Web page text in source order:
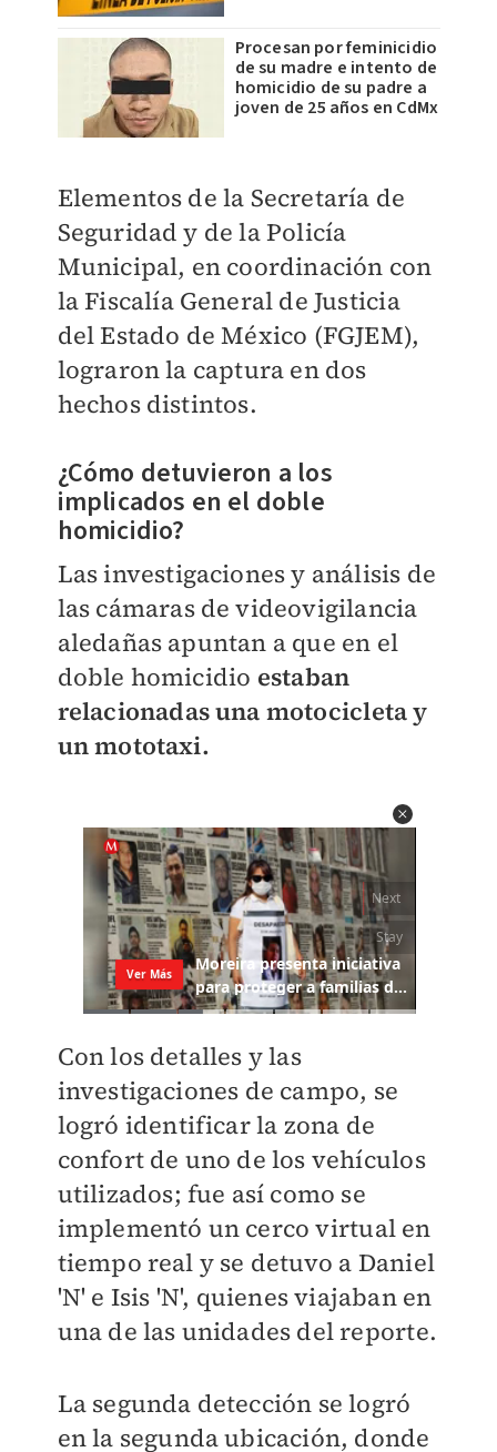
Procesan por feminicidio
de su madre e intento de
homicidio de su padre a
joven de 25 años en CdMx
Elementos de la Secretaría de
Seguridad y de la Policía
Municipal, en coordinación con
la Fiscalía General de Justicia
del Estado de México (FGJEM),
lograron la captura en dos
hechos distintos.
¿Cómo detuvieron a los
implicados en el doble
homicidio?
Las investigaciones y análisis de
las cámaras de videovigilancia
aledañas apuntan a que en el
doble homicidio estaban
relacionadas una motocicleta y
un mototaxi.
Con los detalles y las
investigaciones de campo, se
logró identificar la zona de
confort de uno de los vehículos
utilizados; fue así como se
implementó un cerco virtual en
tiempo real y se detuvo a Daniel
'N' e Isis 'N', quienes viajaban en
una de las unidades del reporte.
La segunda detección se logró
en la segunda ubicación, donde